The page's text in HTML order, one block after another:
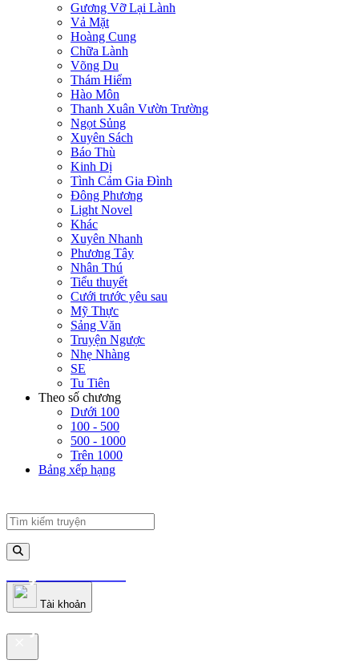
Gương Vỡ Lại Lành
Vả Mặt
Hoàng Cung
Chữa Lành
Võng Du
Thám Hiểm
Hào Môn
Thanh Xuân Vườn Trường
Ngọt Sủng
Xuyên Sách
Báo Thù
Kinh Dị
Tình Cảm Gia Đình
Đông Phương
Light Novel
Khác
Xuyên Nhanh
Phương Tây
Nhân Thú
Tiểu thuyết
Cưới trước yêu sau
Mỹ Thực
Sảng Văn
Truyện Ngược
Nhẹ Nhàng
SE
Tu Tiên
Theo số chương
Dưới 100
100 - 500
500 - 1000
Trên 1000
Bảng xếp hạng
truyenfullz.com
Tài khoản
truyenfullz.com